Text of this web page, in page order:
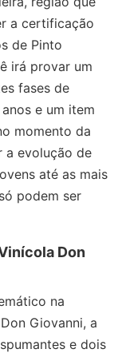
a certificação
de Pinto
irá provar um
fases de
e um item
momento da
a evolução de
até as mais
podem ser
Don
na
Giovanni, a
e dois